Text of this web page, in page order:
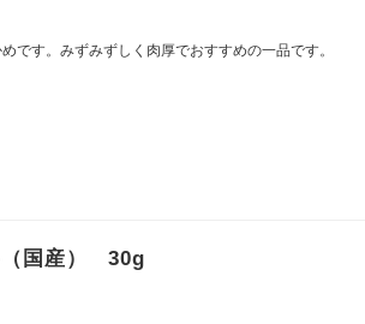
です。みずみずしく肉厚でおすすめの一品です。
（国産） 30g